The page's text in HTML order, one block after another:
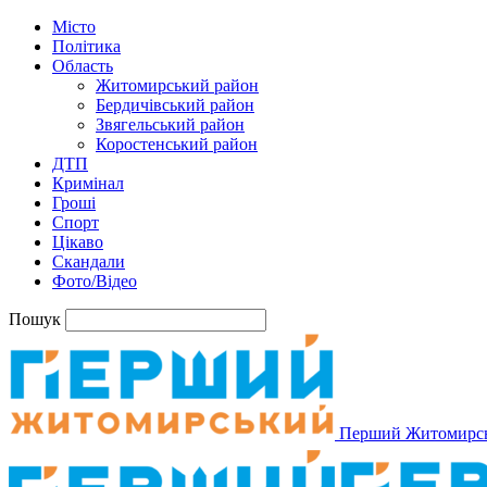
Місто
Політика
Область
Житомирський район
Бердичівський район
Звягельський район
Коростенський район
ДТП
Кримінал
Гроші
Спорт
Цікаво
Скандали
Фото/Відео
Пошук
Перший